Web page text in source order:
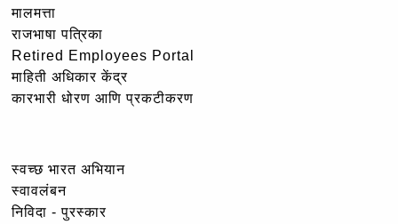
मालमत्ता
राजभाषा पत्रिका
Retired Employees Portal
माहिती अधिकार केंद्र
कारभारी धोरण आणि प्रकटीकरण
स्वच्छ भारत अभियान
स्वावलंबन
निविदा - पुरस्कार